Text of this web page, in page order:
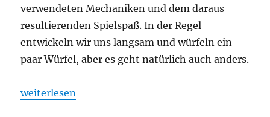
verwendeten Mechaniken und dem daraus
resultierenden Spielspaß. In der Regel
entwickeln wir uns langsam und würfeln ein
paar Würfel, aber es geht natürlich auch anders.
„Tiny Epic Dungeons – Dungeoncrawler oder
weiterlesen